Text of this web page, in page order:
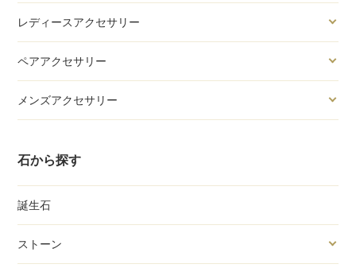
レディースアクセサリー
ペアアクセサリー
メンズアクセサリー
石から探す
誕生石
ストーン